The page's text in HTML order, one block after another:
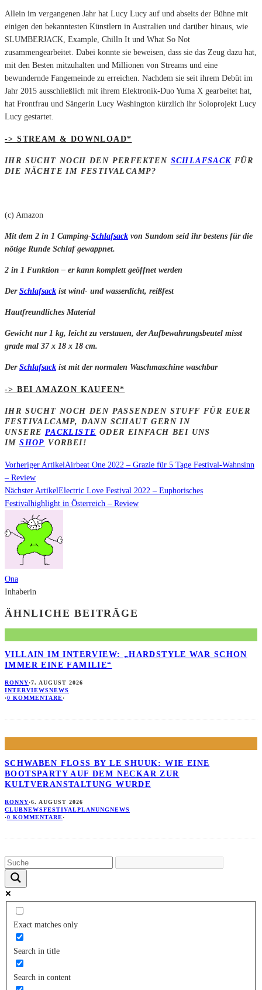
Allein im vergangenen Jahr hat Lucy Lucy auf und abseits der Bühne mit
einigen den bekanntesten Künstlern in Australien und darüber hinaus, wie
SLUMBERJACK, Example, Chilln It und What So Not
zusammengearbeitet. Dabei konnte sie beweisen, dass sie das Zeug dazu hat,
mit den Besten mitzuhalten und Millionen von Streams und eine
bewundernde Fangemeinde zu erreichen. Nachdem sie seit ihrem Debüt im
Jahr 2015 ausschließlich mit ihrem Elektronik-Duo Yuma X gearbeitet hat,
hat Frontfrau und Sängerin Lucy Washington kürzlich ihr Soloprojekt Lucy
Lucy gestartet.
-> STREAM & DOWNLOAD*
IHR SUCHT NOCH DEN PERFEKTEN SCHLAFSACK FÜR
DIE NÄCHTE IM FESTIVALCAMP?
(c) Amazon
Mit dem 2 in 1 Camping-Schlafsack von Sundom seid ihr bestens für die
nötige Runde Schlaf gewappnet.
2 in 1 Funktion – er kann komplett geöffnet werden
Der Schlafsack ist wind- und wasserdicht, reißfest
Hautfreundliches Material
Gewicht nur 1 kg, leicht zu verstauen, der Aufbewahrungsbeutel misst
grade mal 37 x 18 x 18 cm.
Der Schlafsack ist mit der normalen Waschmaschine waschbar
-> BEI AMAZON KAUFEN*
IHR SUCHT NOCH DEN PASSENDEN STUFF FÜR EUER
FESTIVALCAMP, DANN SCHAUT GERN IN
UNSERE PACKLISTE ODER EINFACH BEI UNS
IMSHOP VORBEI!
Vorheriger ArtikelAirbeat One 2022 – Grazie für 5 Tage Festival-Wahnsinn
– Review
Nächster ArtikelElectric Love Festival 2022 – Euphorisches
Festivalhighlight in Österreich – Review
Ona
Inhaberin
ÄHNLICHE BEITRÄGE
VILLAIN IM INTERVIEW: „HARDSTYLE WAR SCHON
IMMER EINE FAMILIE“
RONNY·7. AUGUST 2026
INTERVIEWSNEWS
·0 KOMMENTARE·
SCHWABEN FLOSS BY LE SHUUK: WIE EINE B
OOTSPARTY AUF DEM NECKAR ZUR K
ULTVERANSTALTUNG WURDE
RONNY·6. AUGUST 2026
CLUBNEWSFESTIVALPLANUNGNEWS
·0 KOMMENTARE·
Exact matches only
Search in title
Search in content